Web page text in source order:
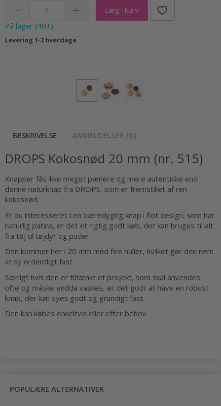
Læg i kurv
På lager (40+)
Levering 1-2 hverdage
BESKRIVELSE ANMELDELSER (0)
DROPS Kokosnød 20 mm (nr. 515)
Knapper fås ikke meget pænere og mere autentiske end
denne naturknap fra DROPS, som er fremstillet af ren
kokosnød.
Er du interesseret i en bæredygtig knap i flot design, som har
naturlig patina, er det et rigtig godt køb, der kan bruges til alt
fra tøj til tøjdyr og puder.
Den kommer her i 20 mm med fire huller, hvilket gør den nem
at sy ordentligt fast.
Særligt hvis den er tiltænkt et projekt, som skal anvendes
ofte og måske endda vaskes, er det godt at have en robust
knap, der kan syes godt og grundigt fast.
Den kan købes enkeltvis eller efter behov.
POPULÆRE ALTERNATIVER